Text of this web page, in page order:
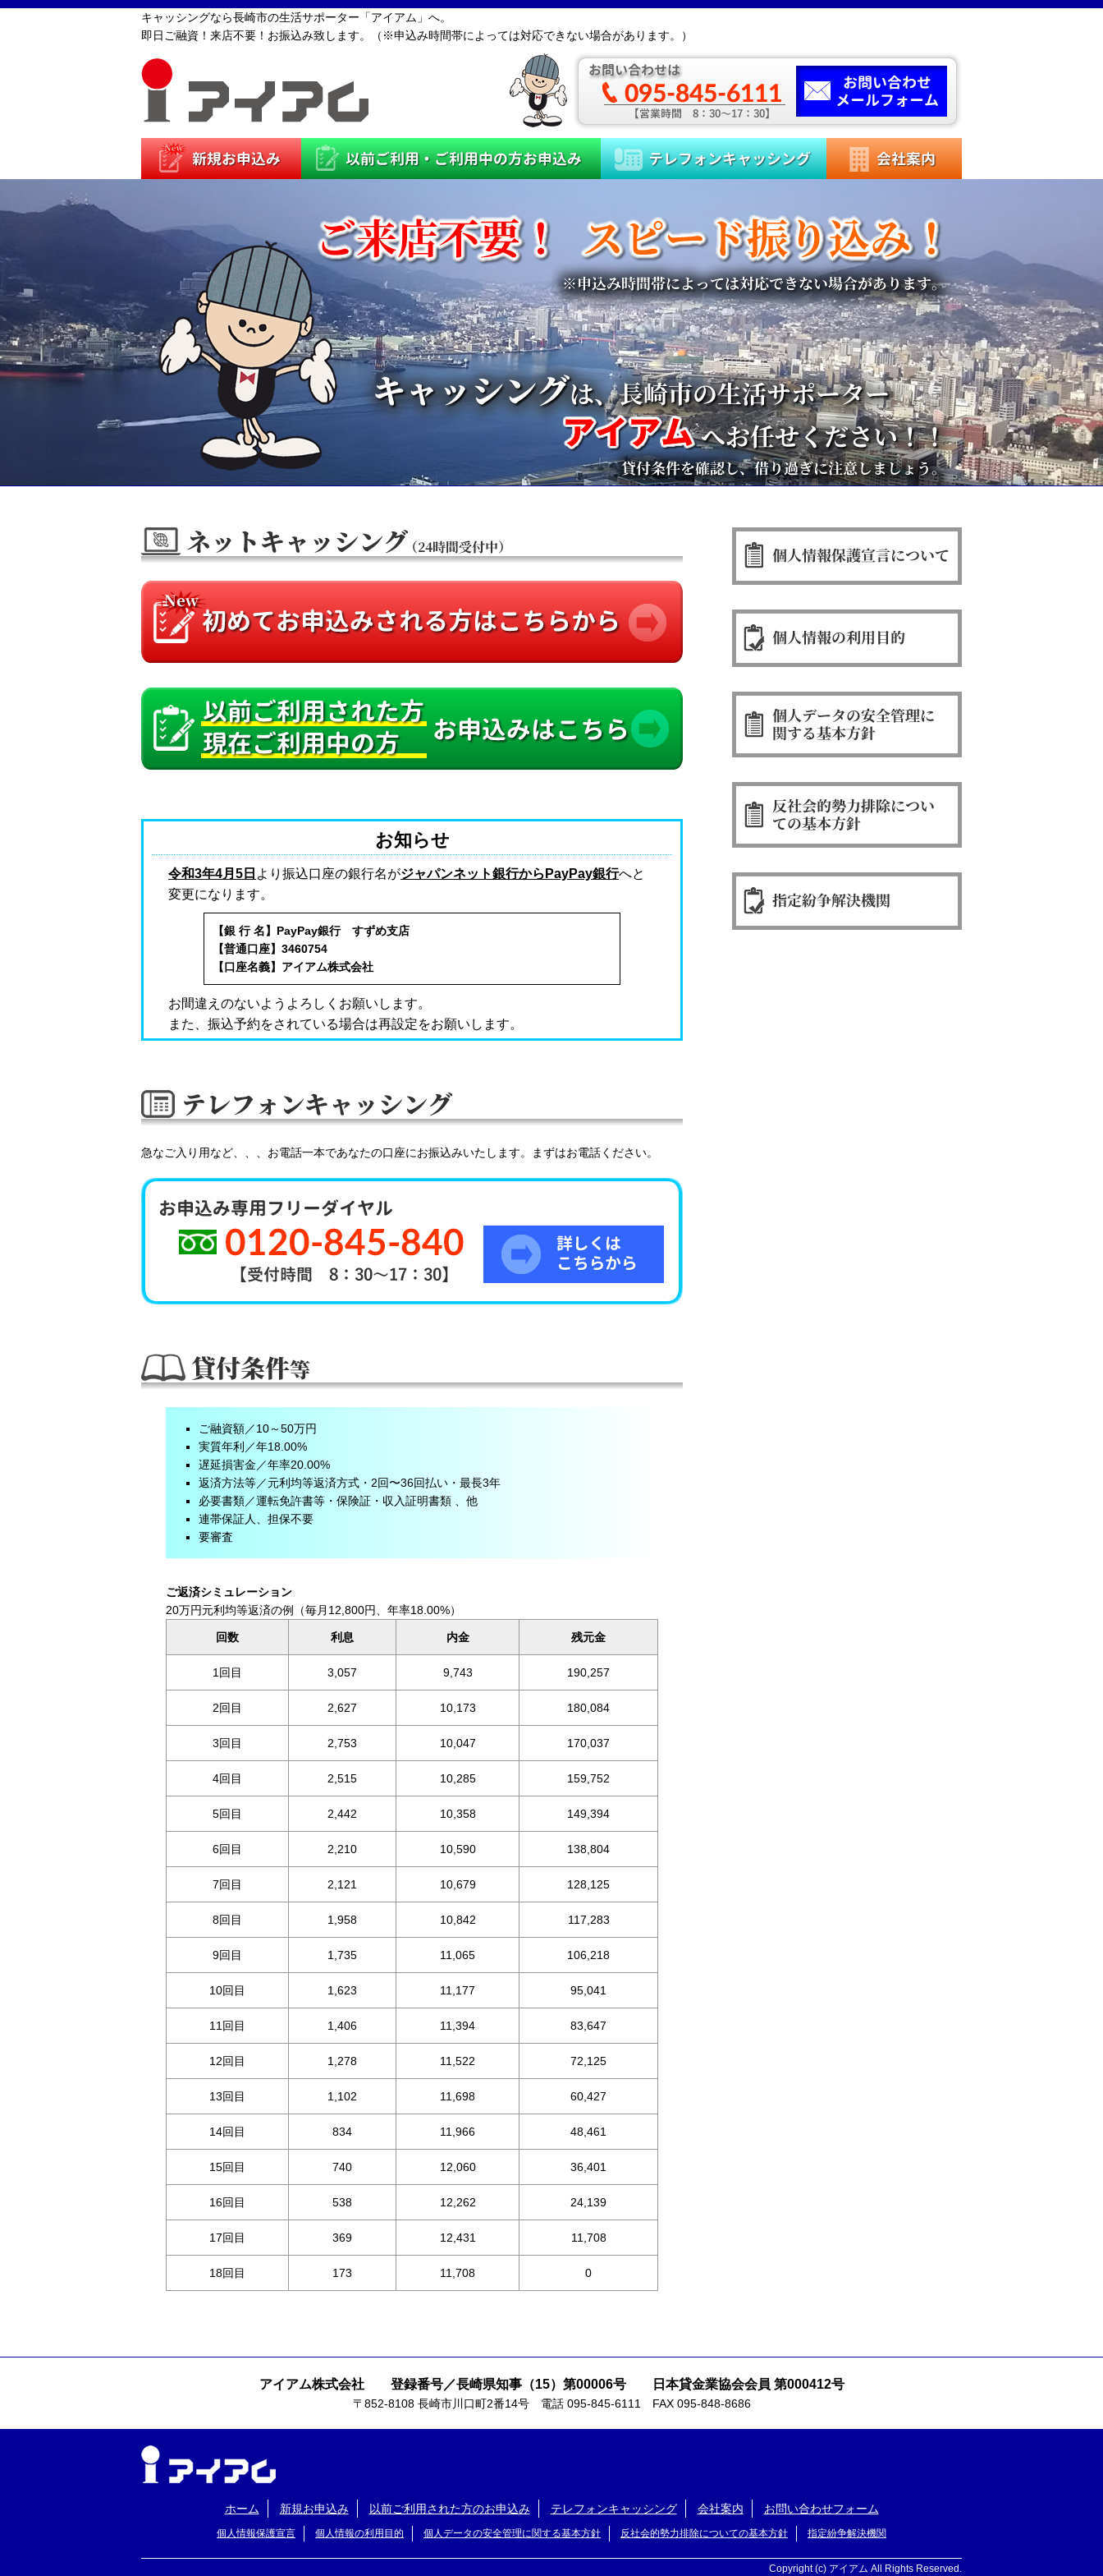
キャッシングなら長崎市の生活サポーター「アイアム」へ。
即日ご融資！来店不要！お振込み致します。（※申込み時間帯によっては対応できない場合があります。）
お知らせ
令和3年4月5日 より振込口座の銀行名がジャパンネット銀行からPayPay銀行へと
変更になります。
【銀 行 名】PayPay銀行 すずめ支店
【普通口座】3460754
【口座名義】アイアム株式会社
お間違えのないようよろしくお願いします。
また、振込予約をされている場合は再設定をお願いします。
急なご入り用など、、、お電話一本であなたの口座にお振込みいたします。まずはお電話ください。
ご融資額／10～50万円
実質年利／年18.00%
遅延損害金／年率20.00%
返済方法等／元利均等返済方式・2回〜36回払い・最長3年
必要書類／運転免許書等・保険証・収入証明書類 、他
連帯保証人、担保不要
要審査
ご返済シミュレーション
20万円元利均等返済の例（毎月12,800円、年率18.00%）
回数 利息 内金 残元金
1回目 3,057 9,743 190,257
2回目 2,627 10,173 180,084
3回目 2,753 10,047 170,037
4回目 2,515 10,285 159,752
5回目 2,442 10,358 149,394
6回目 2,210 10,590 138,804
7回目 2,121 10,679 128,125
8回目 1,958 10,842 117,283
9回目 1,735 11,065 106,218
10回目 1,623 11,177 95,041
11回目 1,406 11,394 83,647
12回目 1,278 11,522 72,125
13回目 1,102 11,698 60,427
14回目 834 11,966 48,461
15回目 740 12,060 36,401
16回目 538 12,262 24,139
17回目 369 12,431 11,708
18回目 173 11,708 0
アイアム株式会社 登録番号／長崎県知事（15）第00006号 日本貸金業協会会員 第000412号
〒852-8108 長崎市川口町2番14号 電話 095-845-6111 FAX 095-848-8686
ホーム 新規お申込み 以前ご利用された方のお申込み テレフォンキャッシング 会社案内 お問い合わせフォーム
個人情報保護宣言 個人情報の利用目的 個人データの安全管理に関する基本方針 反社会的勢力排除についての基本方針 指定紛争解決機関
Copyright (c) アイアム All Rights Reserved.